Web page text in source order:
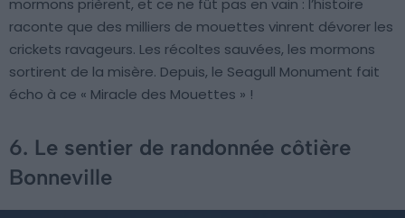
mormons prièrent, et ce ne fût pas en vain : l’histoire
raconte que des milliers de mouettes vinrent dévorer les
crickets ravageurs. Les récoltes sauvées, les mormons
sortirent de la misère. Depuis, le Seagull Monument fait
écho à ce « Miracle des Mouettes » !
6. Le sentier de randonnée côtière
Bonneville